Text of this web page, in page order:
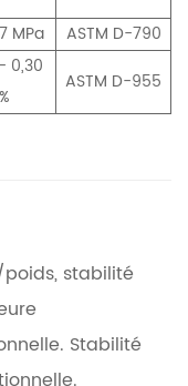
MPa
ASTM D-790
0,30
%
ASTM D-955
stabilité
Stabilité